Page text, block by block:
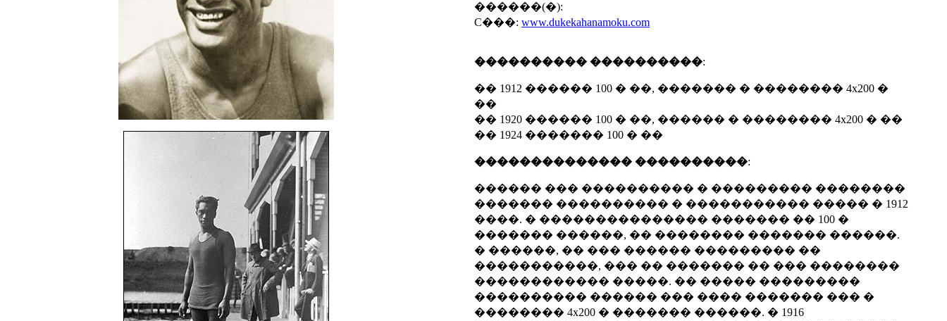
������(�):
C���: www.dukekahanamoku.com
���������� ����������:
�� 1912 ������ 100 � ��, ������� � �������� 4x200 �
��
�� 1920 ������ 100 � ��, ������ � �������� 4x200 � ��
�� 1924 ������� 100 � ��
�������������� ����������:
������ ��� ���������� � ��������� ��������
������� ���������� � ����������� ����� � 1912
����. � ��������������� ������� �� 100 �
������� ������, �� �������� ������� ������.
� ������, �� ��� ������ ��������� ��
�����������, ��� �� ������� �� ��� ��������
������������ �����. �� ����� ���������
���������� ������ ��� ���� ������� ��� �
�������� 4x200 � ������� ������. � 1916